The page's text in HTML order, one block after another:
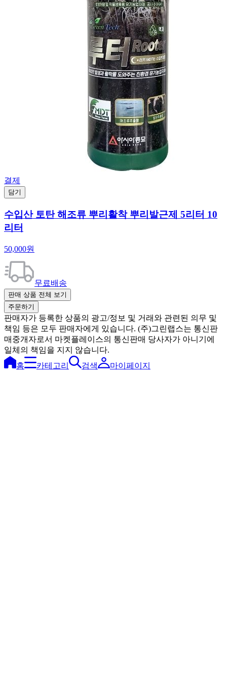
결제
담기
수입산 토탄 해조류 뿌리활착 뿌리발근제 5리터 10
리터
50,000원
무료배송
판매 상품 전체 보기
주문하기
판매자가 등록한 상품의 광고/정보 및 거래와 관련된 의무 및
책임 등은 모두 판매자에게 있습니다. (주)그린랩스는 통신판
매중개자로서 마켓플레이스의 통신판매 당사자가 아니기에
일체의 책임을 지지 않습니다.
홈
카테고리 검색 마이페이지